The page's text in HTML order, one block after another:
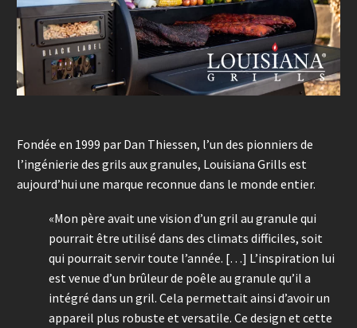
Fondée en 1999 par Dan Thiessen, l’un des pionniers de
l’ingénierie des grils aux granules, Louisiana Grills est
aujourd’hui une marque reconnue dans le monde entier.
«Mon père avait une vision d’un gril au granule qui
pourrait être utilisé dans des climats difficiles, soit
qui pourrait servir toute l’année. […] L’inspiration lui
est venue d’un brûleur de poêle au granule qu’il a
intégré dans un gril. Cela permettait ainsi d’avoir un
appareil plus robuste et versatile. Ce design et cette